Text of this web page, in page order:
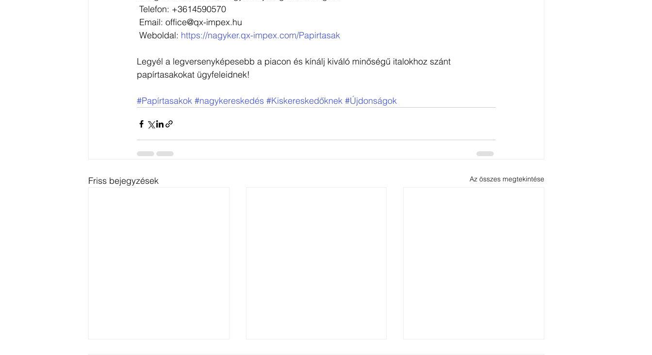
Telefon: +3614590570
Email: office@qx-impex.hu
Weboldal: https://nagyker.qx-impex.com/Papirtasak
Legyél a legversenyképesebb a piacon és kínálj kiváló minőségű italokhoz szánt
papírtasakokat ügyfeleidnek!
#Papírtasakok #nagykereskedés #Kiskereskedőknek #Újdonságok
Friss bejegyzések Az összes megtekintése